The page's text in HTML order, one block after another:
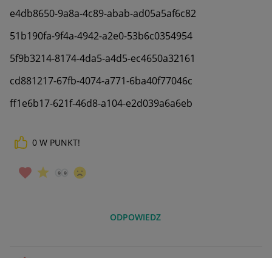
e4db8650-9a8a-4c89-abab-ad05a5af6c82
51b190fa-9f4a-4942-a2e0-53b6c0354954
5f9b3214-8174-4da5-a4d5-ec4650a32161
cd881217-67fb-4074-a771-6ba40f77046c
ff1e6b17-621f-46d8-a104-e2d039a6a6eb
0 W PUNKT!
ODPOWIEDZ